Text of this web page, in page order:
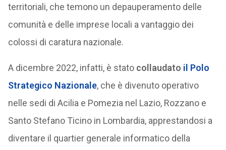
territoriali, che temono un depauperamento delle
comunità e delle imprese locali a vantaggio dei
colossi di caratura nazionale.
A dicembre 2022, infatti, è stato collaudato il Polo
Strategico Nazionale, che è divenuto operativo
nelle sedi di Acilia e Pomezia nel Lazio, Rozzano e
Santo Stefano Ticino in Lombardia, apprestandosi a
diventare il quartier generale informatico della